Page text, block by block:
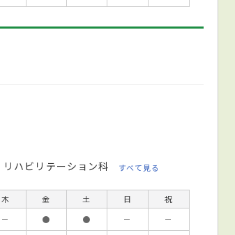
リハビリテーション科 すべて見る
木 金 土 日
祝
－ ● ● －
－